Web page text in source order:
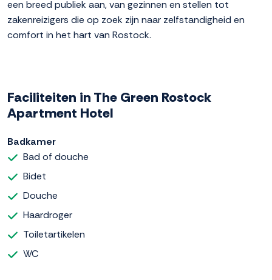
een breed publiek aan, van gezinnen en stellen tot
zakenreizigers die op zoek zijn naar zelfstandigheid en
comfort in het hart van Rostock.
Faciliteiten in The Green Rostock
Apartment Hotel
Badkamer
Bad of douche
Bidet
Douche
Haardroger
Toiletartikelen
WC